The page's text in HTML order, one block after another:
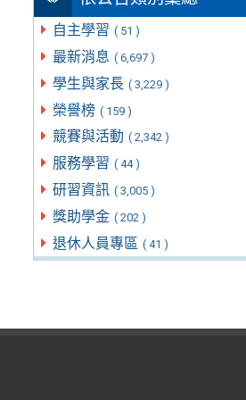
自主學習 ( 51 )
最新消息 ( 6,697 )
學生與家長 ( 3,229 )
榮譽榜 ( 159 )
競賽與活動 ( 2,342 )
服務學習 ( 44 )
研習資訊 ( 3,005 )
獎助學金 ( 202 )
退休人員專區 ( 41 )